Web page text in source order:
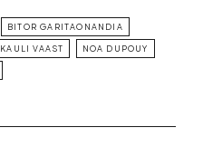
BITOR GARITAONANDIA
KAULI VAAST NOA DUPOUY